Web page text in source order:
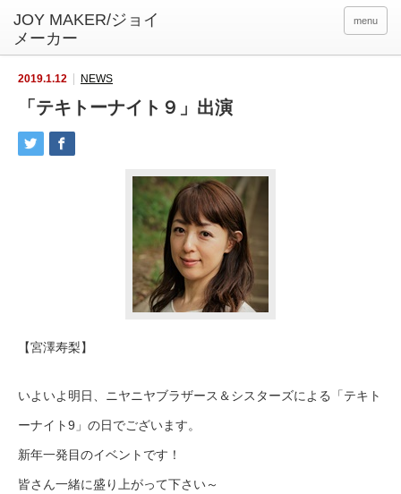
menu
2019.1.12 NEWS
「テキトーナイト９」出演
【宮澤寿梨】
いよいよ明日、ニヤニヤブラザース＆シスターズによる「テキト
ーナイト9」の日でございます。
新年一発目のイベントです！
皆さん一緒に盛り上がって下さい～